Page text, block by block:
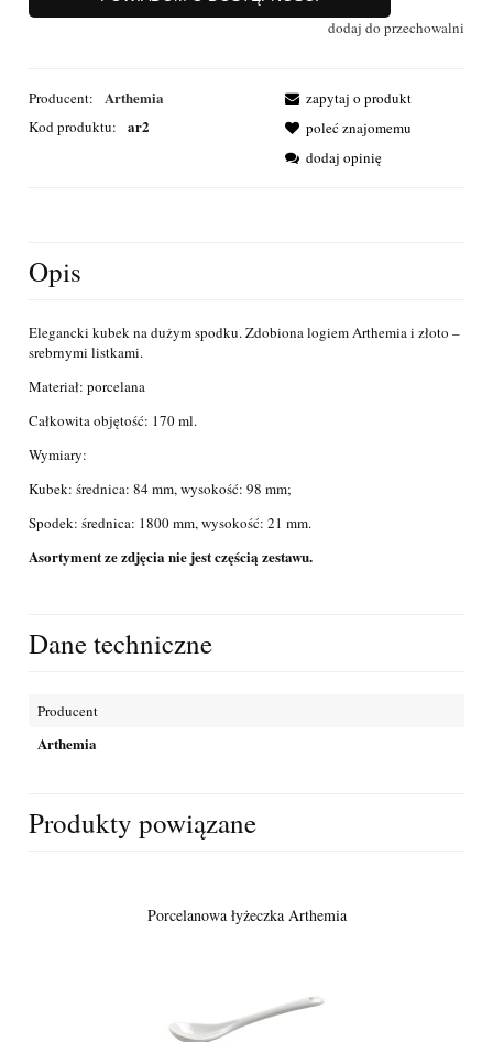
dodaj do przechowalni
Producent: Arthemia
Kod produktu: ar2
zapytaj o produkt
poleć znajomemu
dodaj opinię
Opis
Elegancki kubek na dużym spodku. Zdobiona logiem Arthemia i złoto –
srebrnymi listkami.
Materiał: porcelana
Całkowita objętość: 170 ml.
Wymiary:
Kubek: średnica: 84 mm, wysokość: 98 mm;
Spodek: średnica: 1800 mm, wysokość: 21 mm.
Asortyment ze zdjęcia nie jest częścią zestawu.
Dane techniczne
Producent
Arthemia
Produkty powiązane
Porcelanowa łyżeczka Arthemia